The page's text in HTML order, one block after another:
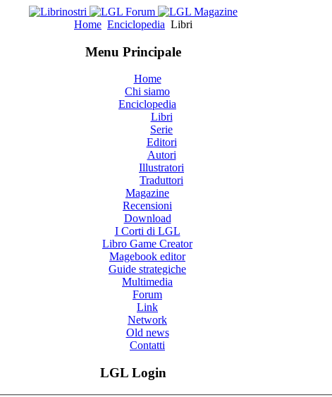
Home Enciclopedia Libri
Menu Principale
Home
Chi siamo
Enciclopedia
Libri
Serie
Editori
Autori
Illustratori
Traduttori
Magazine
Recensioni
Download
I Corti di LGL
Libro Game Creator
Magebook editor
Guide strategiche
Multimedia
Forum
Link
Network
Old news
Contatti
LGL Login